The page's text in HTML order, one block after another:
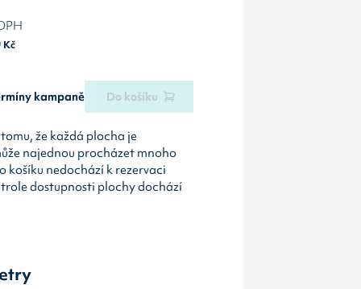
Kč
kampaně Do košíku
že každá plocha je
najednou procházet mnoho
košíku nedochází k rezervaci
dostupnosti plochy dochází